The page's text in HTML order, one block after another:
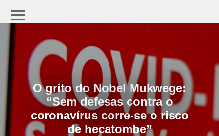
O grito do Nobel Mukwege:
“Sem defesas contra o
coronavírus corre-se o risco
de hecatombe”